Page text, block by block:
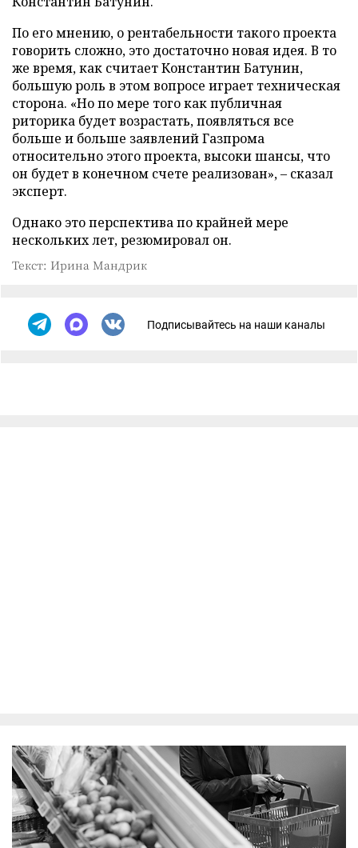
По его мнению, о рентабельности такого проекта
говорить сложно, это достаточно новая идея. В то
же время, как считает Константин Батунин,
большую роль в этом вопросе играет техническая
сторона. «Но по мере того как публичная
риторика будет возрастать, появляться все
больше и больше заявлений Газпрома
относительно этого проекта, высоки шансы, что
он будет в конечном счете реализован», – сказал
эксперт.
Однако это перспектива по крайней мере
нескольких лет, резюмировал он.
Текст: Ирина Мандрик
Подписывайтесь на наши каналы